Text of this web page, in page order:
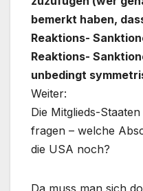
bemerkt haben,
Reaktions-
Reaktions-
unbedingt
Weiter:
Die Mitglieds-
fragen – welche
die USA noch?